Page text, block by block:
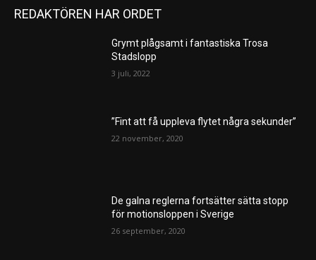
REDAKTÖREN HAR ORDET
Grymt plågsamt i fantastiska Trosa
Stadslopp
3 juli, 2022
”Fint att få uppleva flytet några sekunder”
22 november, 2020
De galna reglerna fortsätter sätta stopp
för motionsloppen i Sverige
26 september, 2020